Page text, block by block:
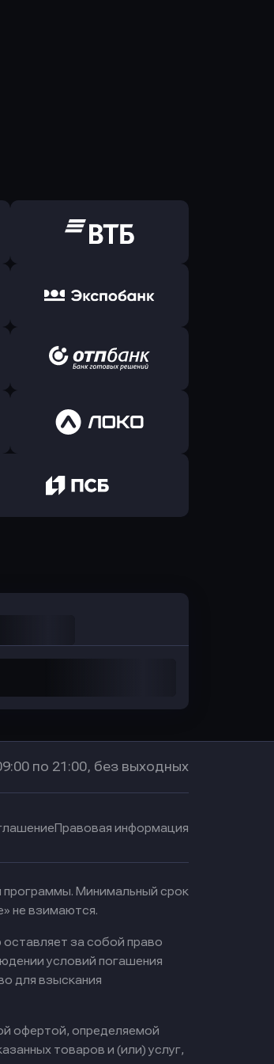
в ВТБ
Оправить заявку
в Экспобанк
Оправить заявку
в ОТП БАНК
Оправить заявку
в Локо-Банк
по 21:00, без выходных
Правовая информация
программы. Минимальный срок
не взимаются.
за собой право
условий погашения
для взыскания
офертой, определяемой
товаров и (или) услуг,